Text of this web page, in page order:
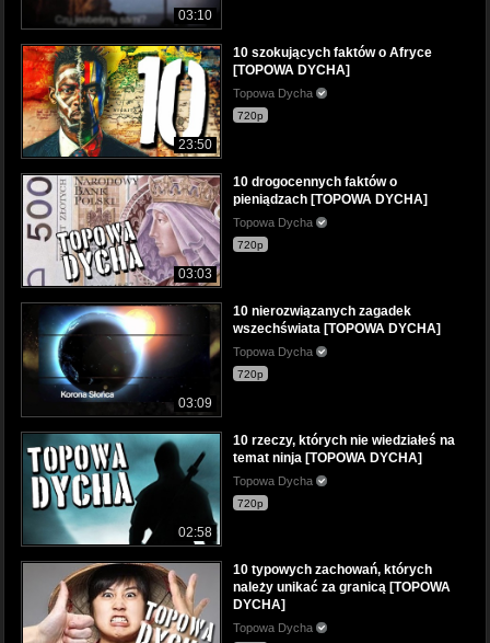
03:10
23:50
10 szokujących faktów o Afryce
[TOPOWA DYCHA]
Topowa Dycha
720p
03:03
10 drogocennych faktów o
pieniądzach [TOPOWA DYCHA]
Topowa Dycha
720p
03:09
10 nierozwiązanych zagadek
wszechświata [TOPOWA DYCHA]
Topowa Dycha
720p
02:58
10 rzeczy, których nie wiedziałeś na
temat ninja [TOPOWA DYCHA]
Topowa Dycha
720p
10 typowych zachowań, których
należy unikać za granicą [TOPOWA
DYCHA]
Topowa Dycha